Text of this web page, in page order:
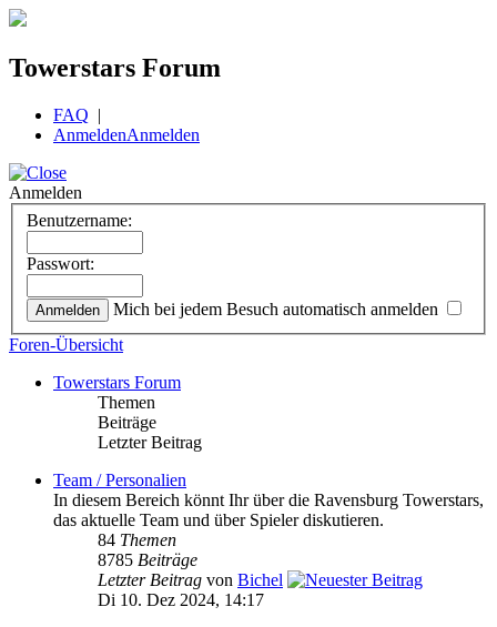
Towerstars Forum
FAQ |
AnmeldenAnmelden
Anmelden
Benutzername:
Passwort:
Mich bei jedem Besuch automatisch anmelden
Foren-Übersicht
Towerstars Forum
Themen
Beiträge
Letzter Beitrag
Team / Personalien
In diesem Bereich könnt Ihr über die Ravensburg Towerstars,
das aktuelle Team und über Spieler diskutieren.
84 Themen
8785 Beiträge
Letzter Beitrag von Bichel
Di 10. Dez 2024, 14:17